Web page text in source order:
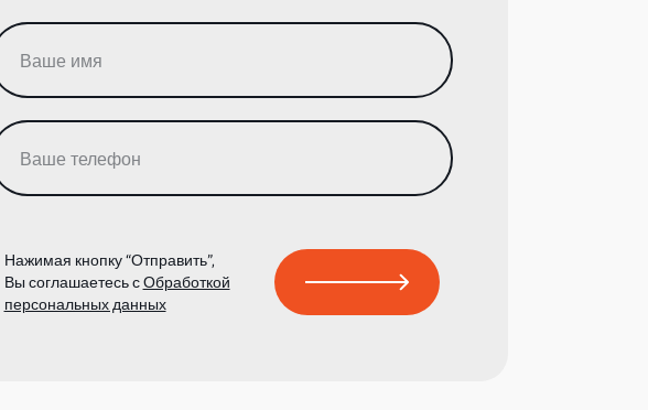
Нажимая кнопку “Отправить”,
Вы соглашаетесь сОбработкой
персональных данных